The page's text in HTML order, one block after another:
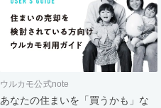
ウルカモ公式note
あなたの住まいを「買うかも」な